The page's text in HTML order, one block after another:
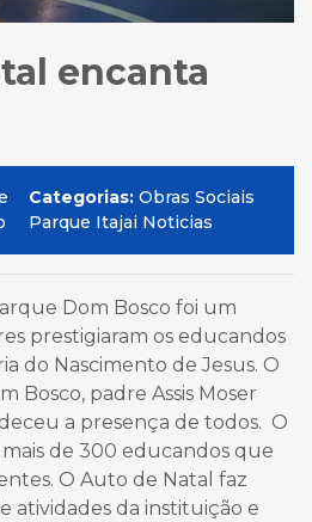
encanta
Categorias:Obras Sociais
Parque Itajai Noticias
Dom Bosco foi um
prestigiaram os educandos
do Nascimento de Jesus. O
Bosco, padre Assis Moser
a presença de todos. O
de 300 educandos que
O Auto de Natal faz
atividades da instituição e